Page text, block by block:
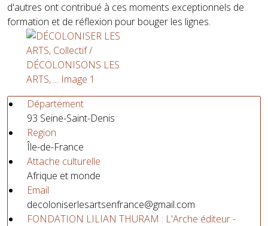
d'autres ont contribué à ces moments exceptionnels de
formation et de réflexion pour bouger les lignes.
Département
93 Seine-Saint-Denis
Region
Île-de-France
Attache culturelle
Afrique et monde
Email
decoloniserlesartsenfrance@gmail.com
FONDATION LILIAN THURAM : L'Arche éditeur -